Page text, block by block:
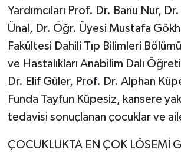
Yardımcıları Prof. Dr. Banu Nur,
Ünal, Dr. Öğr. Üyesi Mustafa
Fakültesi Dahili Tıp Bilimleri
ve Hastalıkları Anabilim Dalı
Dr. Elif Güler, Prof. Dr. Alphan
Funda Tayfun Küpesiz, kansere
tedavisi sonuçlanan çocuklar ve
ÇOCUKLUKTA EN ÇOK LÖSEMİ